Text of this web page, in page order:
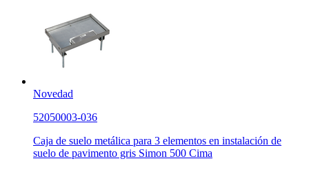
Novedad
52050003-036
Caja de suelo metálica para 3 elementos en instalación de
suelo de pavimento gris Simon 500 Cima